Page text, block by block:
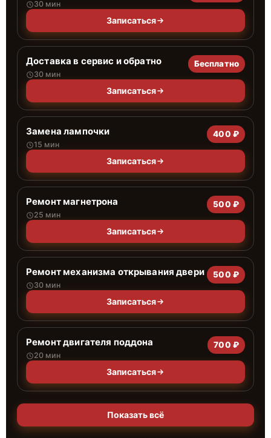
30 мин
Записаться
Доставка в сервис и обратно
30 мин
Бесплатно
Записаться
Замена лампочки
15 мин
400 ₽
Записаться
Ремонт магнетрона
25 мин
500 ₽
Записаться
Ремонт механизма открывания двери
30 мин
500 ₽
Записаться
Ремонт двигателя поддона
20 мин
700 ₽
Записаться
Показать всё